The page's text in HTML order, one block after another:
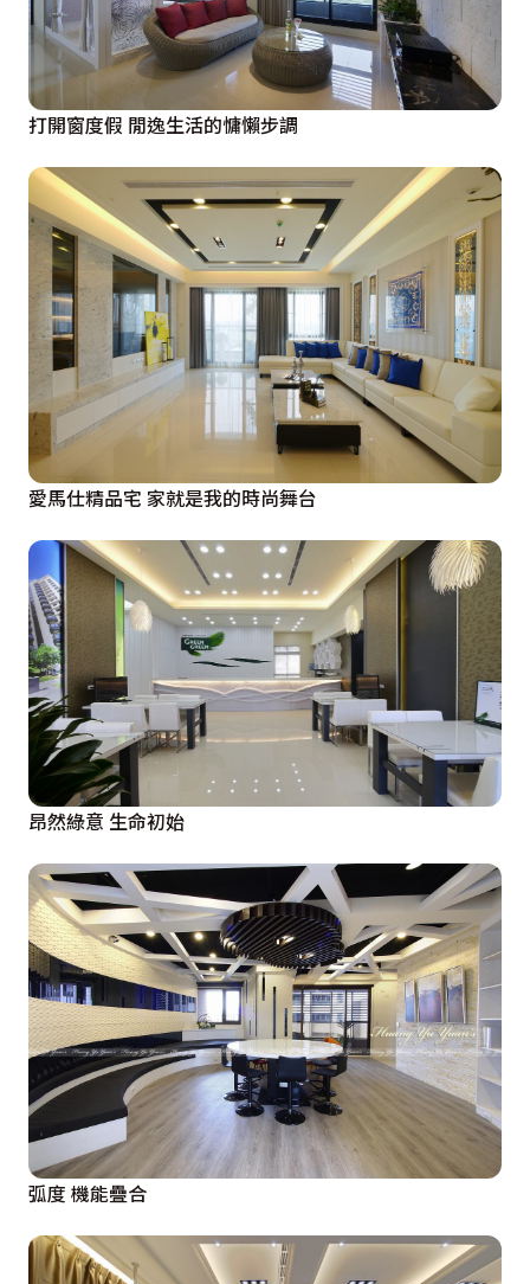
打開窗度假 閒逸生活的慵懶步調
愛馬仕精品宅 家就是我的時尚舞台
昂然綠意 生命初始
弧度 機能疊合